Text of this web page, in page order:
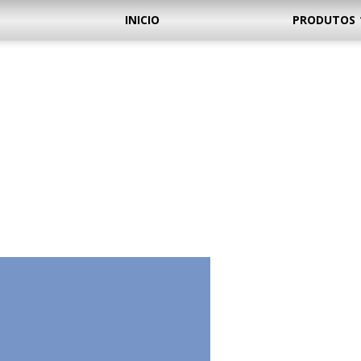
INICIO PRODUTOS